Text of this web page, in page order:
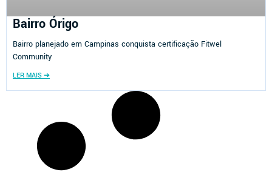
Bairro Órigo
Bairro planejado em Campinas conquista certificação Fitwel
Community
LER MAIS ➔